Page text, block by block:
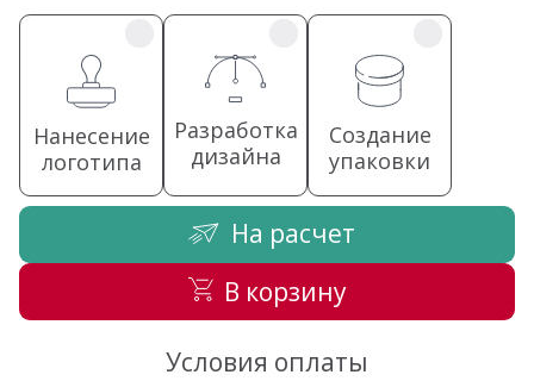
Нанесение
логотипа
Разработка
дизайна
Создание
упаковки
На расчет
В корзину
Условия оплаты